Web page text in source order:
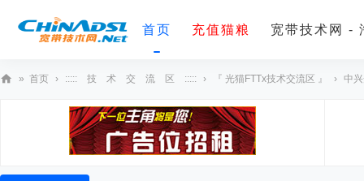
首页 充值猫粮 宽带技术网 -
术
» 首页 › ::::: 技 术 交 流 区 ::::: › 『 光猫FTTx技术交流区 』 › 中